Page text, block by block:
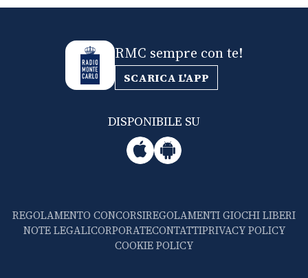
RMC sempre con te!
SCARICA L'APP
DISPONIBILE SU
REGOLAMENTO CONCORSIREGOLAMENTI GIOCHI LIBERI
NOTE LEGALICORPORATECONTATTIPRIVACY POLICY
COOKIE POLICY